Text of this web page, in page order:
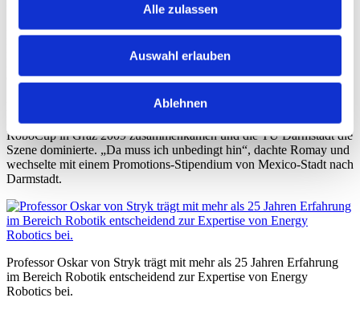
Alle zulassen
Auswahl erlauben
Ablehnen
Entstanden ist das Start-up am Fachbereich Informatik der TU
Darmstadt. Das Gründerteam kennt sich seit über zehn Jahren. „Wir
haben alle unsere Wurzeln im Roboter-Fußball der Universität“,
erzählt Stefan Kohlbrecher. Er und Dorian Scholz waren erst
Mexikaner Alberto Romay stieß dazu, als internationale
Hochschulteams bei der Roboter-Fußball-Weltmeisterschaft
RoboCup in Graz 2009 zusammenkamen und die TU Darmstadt die
Szene dominierte. „Da muss ich unbedingt hin“, dachte Romay und
wechselte mit einem Promotions-Stipendium von Mexico-Stadt nach
Darmstadt.
Professor Oskar von Stryk trägt mit mehr als 25 Jahren Erfahrung
im Bereich Robotik entscheidend zur Expertise von Energy
Robotics bei.